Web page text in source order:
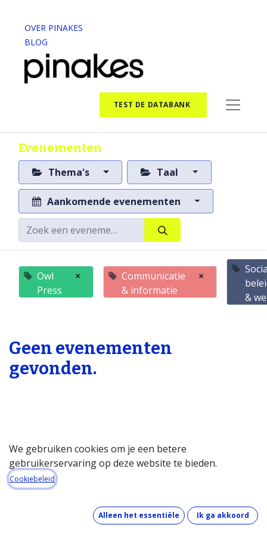
OVER PINAKES
BLOG
TEST DE DATABANK
Evenementen
Thema's Taal
Aankomende evenementen
Owl
Press
×
Communicatie
& informatie
×
&
Geen evenementen
gevonden.
Startpagina
Over de databank
Wat kost de databank?
Hoe werkt de databank?
We gebruiken cookies om je een betere
gebruikerservaring op deze website te bieden.
Cookiebeleid
Alleen het essentiële Ik ga akkoord